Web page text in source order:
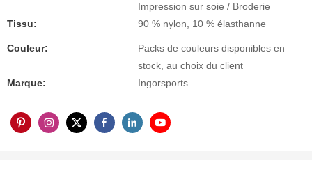
Impression sur soie / Broderie
Tissu:
90 % nylon, 10 % élasthanne
Couleur:
Packs de couleurs disponibles en
stock, au choix du client
Marque:
Ingorsports